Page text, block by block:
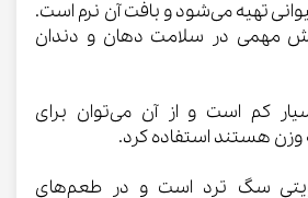
تهیه می‌شود و بافت آن نرم است.
مهمی در سلامت دهان و دندان
کم است و از آن می‌توان برای
هستند استفاده کرد.
سگ ترد است و در طعم‌های